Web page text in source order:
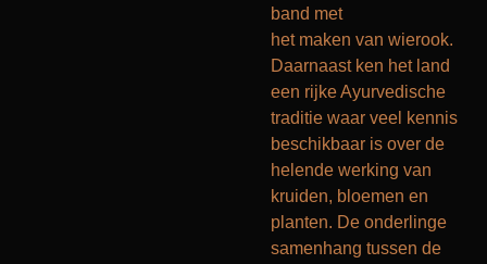
band met
het maken van wierook.
Daarnaast ken het land
een rijke Ayurvedische
traditie waar veel kennis
beschikbaar is over de
helende werking van
kruiden, bloemen en
planten. De onderlinge
samenhang tussen de